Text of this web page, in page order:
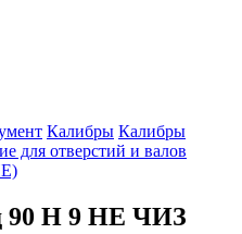
Калибры Калибры
для отверстий и валов
90 H 9 НЕ ЧИЗ